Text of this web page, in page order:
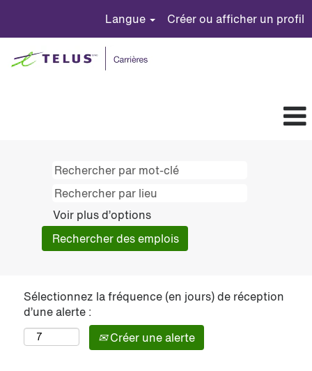
Langue Créer ou afficher un profil
Voir plus d’options
Sélectionnez la fréquence (en jours) de réception
d’une alerte :
Créer une alerte